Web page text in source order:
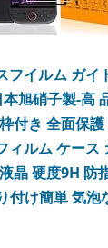
フイルム ガイ
旭硝子製-高
付き 全面保
ルム ケース
晶 硬度9H 防
付け簡単 気泡